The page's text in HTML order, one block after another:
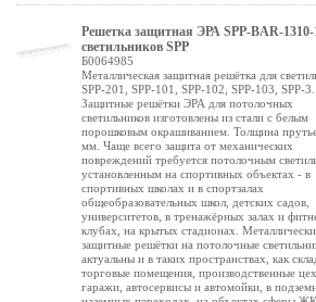
Решетка защитная ЭРА SPP-BAR-1310-
светильников SPP
Б0064985
Металлическая защитная решётка для
SPP-201, SPP-101, SPP-102, SPP-103, SPP-3.
Защитные решётки ЭРА для потолочных
светильников изготовлены из стали с белым
порошковым окрашиванием. Толщина
мм. Чаще всего защита от механических
повреждений требуется потолочным
установленным на спортивных объектах - в
спортивных школах и в спортзалах
общеобразовательных школ, детских садов,
университетов, в тренажёрных залах и
клубах, на крытых стадионах.
защитные решётки на потолочные
актуальны и в таких пространствах, как
торговые помещения, производственные
гаражи, автосервисы и автомойки, в